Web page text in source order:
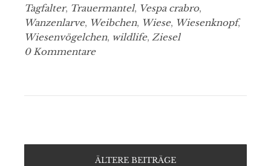
Tagfalter, Trauermantel, Vespa crabro,
Wanzenlarve, Weibchen, Wiese, Wiesenknopf,
Wiesenvögelchen, wildlife, Ziesel
0 Kommentare
ÄLTERE BEITRÄGE